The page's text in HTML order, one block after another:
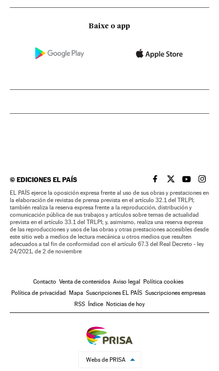
Baixe o app
©EDICIONES EL PAÍS EL PAÍS BRASIL EN
EL PAÍSEL PAÍS
EL
EL PAÍS ejerce la oposición expresa frente al uso de sus obras y prestaciones en
la elaboración de revistas de prensa prevista en el artículo 32.1 del TRLPI;
también realiza la reserva expresa frente a la reproducción, distribución y
comunicación pública de sus trabajos y artículos sobre temas de actualidad
prevista en el artículo 33.1 del TRLPI; y, asimismo, realiza una reserva expresa
de las reproducciones y usos de las obras y otras prestaciones accesibles desde
este sitio web a medios de lectura mecánica u otros medios que resulten
adecuados a tal fin de conformidad con el artículo 67.3 del Real Decreto - ley
24/2021, de 2 de noviembre
Contacto Venta de contenidos Aviso legal Política cookies
Política de privacidad Mapa Suscripciones EL PAÍS Suscripciones empresas
RSS Índice Noticias de hoy
Webs de PRISA